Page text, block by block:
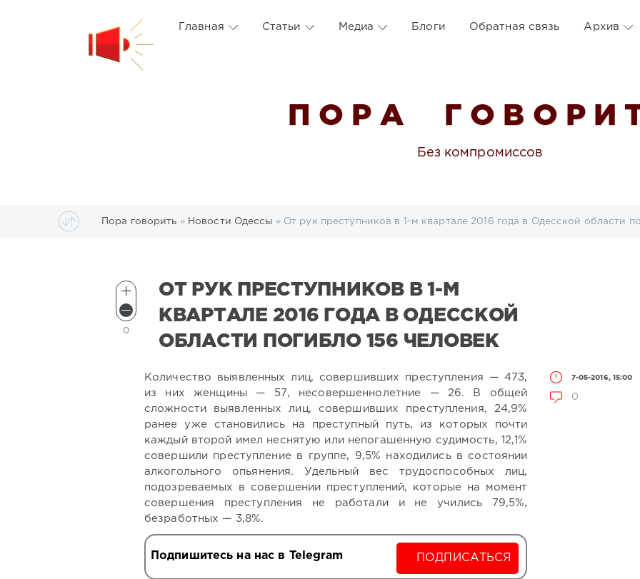
Главная Статьи Медиа Блоги Обратная связь Архив
П О Р А Г О В О Р И
Без компромиссов
Пора говорить » Новости Одессы » От рук преступников в 1-м квартале 2016 года в Одесской области
ОТ РУК ПРЕСТУПНИКОВ В 1-М
КВАРТАЛЕ 2016 ГОДА В ОДЕССКОЙ
ОБЛАСТИ ПОГИБЛО 156 ЧЕЛОВЕК
7-05-2016, 15:00
0
0
Количество выявленных лиц, совершивших преступления — 473,
из них женщины — 57, несовершеннолетние — 26. В общей
сложности выявленных лиц, совершивших преступления, 24,9%
ранее уже становились на преступный путь, из которых почти
каждый второй имел неснятую или непогашенную судимость, 12,1%
совершили преступление в группе, 9,5% находились в состоянии
алкогольного опьянения. Удельный вес трудоспособных лиц,
подозреваемых в совершении преступлений, которые на момент
совершения преступления не работали и не учились 79,5%,
безработных — 3,8%.
Подпишитесь на нас в Telegram ПОДПИСАТЬСЯ